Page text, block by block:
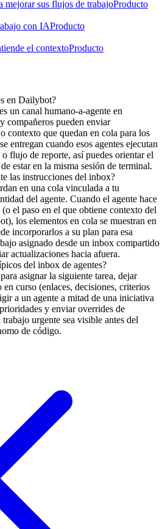
sus flujos de trabajoProducto
con IAProducto
el contextoProducto
en Dailybot?
un canal humano-a-agente en
compañeros pueden enviar
contexto que quedan en cola para los
entregan cuando esos agentes ejecutan
flujo de reporte, así puedes orientar el
estar en la misma sesión de terminal.
las instrucciones del inbox?
en una cola vinculada a tu
del agente. Cuando el agente hace
el paso en el que obtiene contexto del
los elementos en cola se muestran en
incorporarlos a su plan para esa
asignado desde un inbox compartido
actualizaciones hacia afuera.
del inbox de agentes?
asignar la siguiente tarea, dejar
en curso (enlaces, decisiones, criterios
a un agente a mitad de una iniciativa
y enviar overrides de
urgente sea visible antes del
de código.